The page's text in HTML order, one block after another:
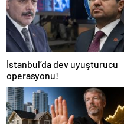
İstanbul’da dev uyuşturucu
operasyonu!